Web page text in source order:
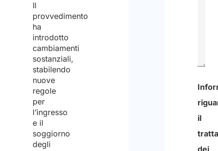
Il
provvedimento
ha
introdotto
cambiamenti
sostanziali,
stabilendo
nuove
regole
per
l’ingresso
e il
soggiorno
degli
0
di
600